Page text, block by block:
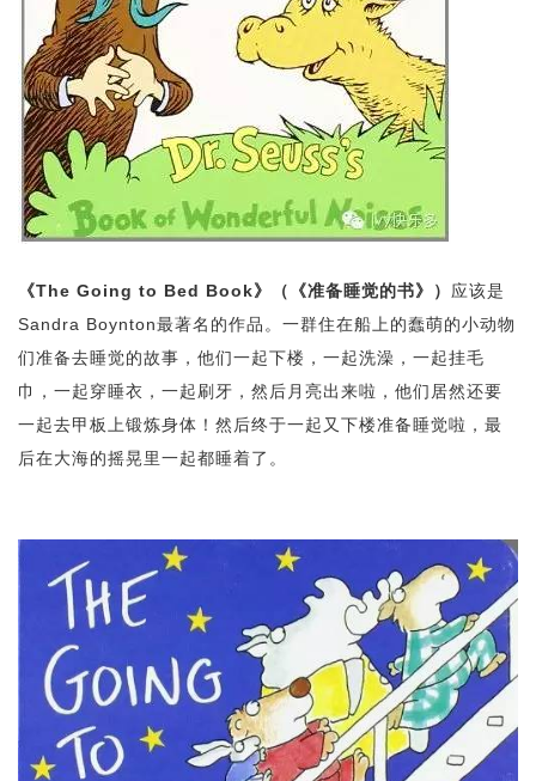
《The Going to Bed Book》（《准备睡觉的书》） 应该是
Sandra Boynton最著名的作品。一群住在船上的蠢萌的小动物
们准备去睡觉的故事，他们一起下楼，一起洗澡，一起挂毛
巾，一起穿睡衣，一起刷牙，然后月亮出来啦，他们居然还要
一起去甲板上锻炼身体！然后终于一起又下楼准备睡觉啦，最
后在大海的摇晃里一起都睡着了。